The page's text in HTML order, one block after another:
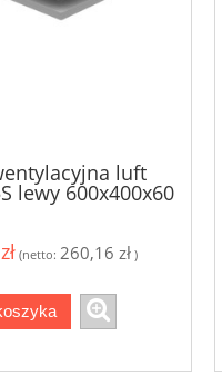
luft
lewy 600x400x60
biały
(netto: 260,16 zł )